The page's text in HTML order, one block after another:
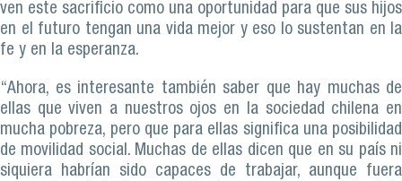
ven este sacrificio como una oportunidad para que sus hijos
en el futuro tengan una vida mejor y eso lo sustentan en la
fe y en la esperanza.
“Ahora, es interesante también saber que hay muchas de
ellas que viven a nuestros ojos en la sociedad chilena en
mucha pobreza, pero que para ellas significa una posibilidad
de movilidad social. Muchas de ellas dicen que en su país ni
siquiera habrían sido capaces de trabajar, aunque fuera